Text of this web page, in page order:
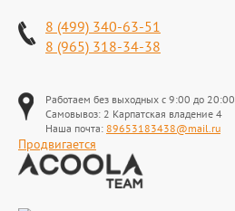
8 (499) 340-63-51
8 (965) 318-34-38
Работаем без выходных с 9:00 до 20:00
Самовывоз: 2 Карпатская владение 4
Наша почта: 89653183438@mail.ru
Продвигается